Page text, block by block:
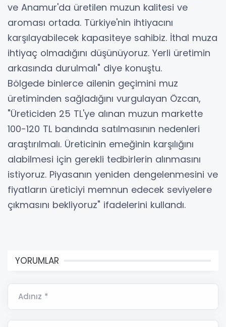
ve Anamur'da üretilen muzun kalitesi ve
aroması ortada. Türkiye'nin ihtiyacını
karşılayabilecek kapasiteye sahibiz. İthal muza
ihtiyaç olmadığını düşünüyoruz. Yerli üretimin
arkasında durulmalı" diye konuştu.
Bölgede binlerce ailenin geçimini muz
üretiminden sağladığını vurgulayan Özcan,
"Üreticiden 25 TL'ye alınan muzun markette
100-120 TL bandında satılmasının nedenleri
araştırılmalı. Üreticinin emeğinin karşılığını
alabilmesi için gerekli tedbirlerin alınmasını
istiyoruz. Piyasanın yeniden dengelenmesini ve
fiyatların üreticiyi memnun edecek seviyelere
çıkmasını bekliyoruz" ifadelerini kullandı.
YORUMLAR
Adınız *